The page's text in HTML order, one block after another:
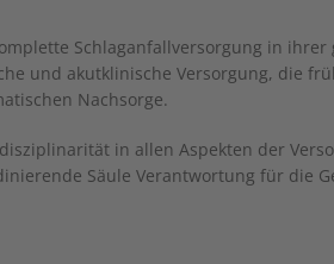
Schlaganfallversorgung in ihrer
und akutklinische Versorgung, die
Nachsorge.
in allen Aspekten der
Säule Verantwortung für die